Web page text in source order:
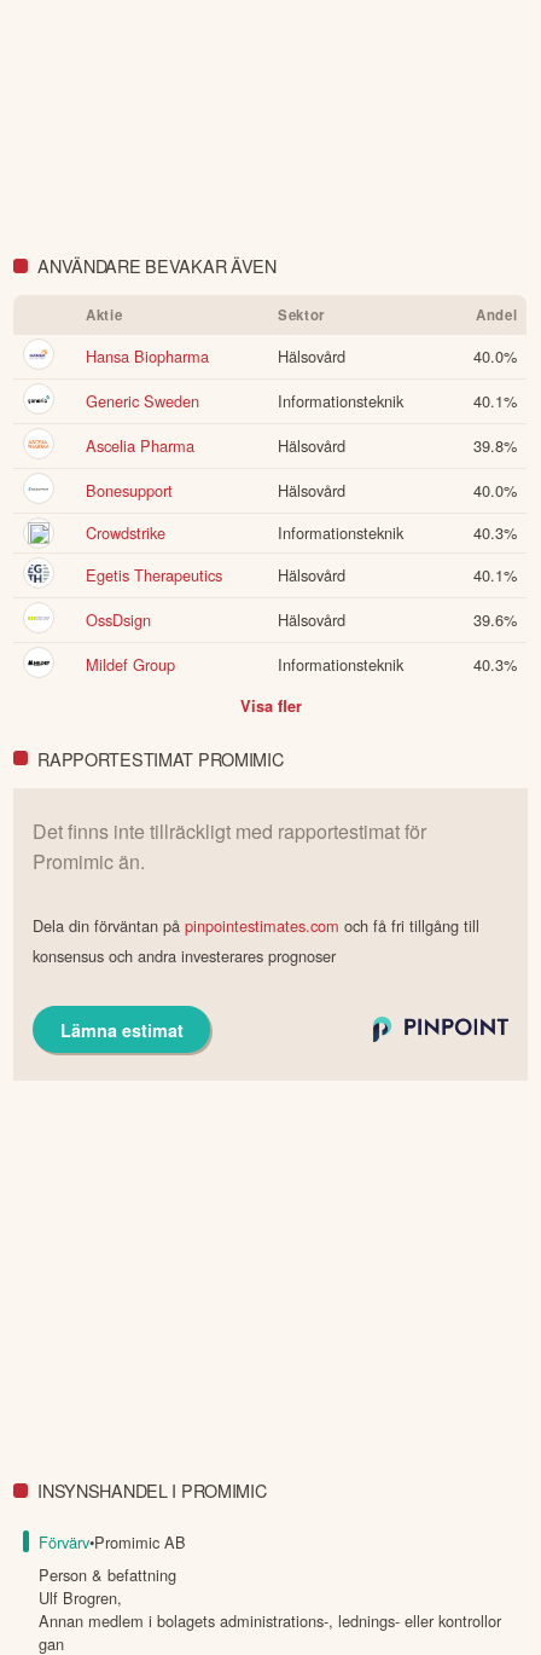
ANVÄNDARE BEVAKAR ÄVEN
Aktie Sektor Andel
Hansa Biopharma Hälsovård 40.0%
Generic Sweden
Informationsteknik 40.1%
Ascelia Pharma
Hälsovård 39.8%
Bonesupport
Hälsovård 40.0%
Crowdstrike
Informationsteknik 40.3%
Egetis Therapeutics
Hälsovård 40.1%
OssDsign
Hälsovård 39.6%
Mildef Group
Informationsteknik 40.3%
Visa fler
RAPPORTESTIMAT PROMIMIC
Det finns inte tillräckligt med rapportestimat för
Promimicän.
Dela din förväntan påpinpointestimates.com och få fri tillgång till
konsensus och andra investerares prognoser
Lämna estimat
INSYNSHANDEL I PROMIMIC
Förvärv•Promimic AB
Person & befattning
Ulf Brogren,
Annan medlem i bolagets administrations-, lednings- eller kontrollor
gan